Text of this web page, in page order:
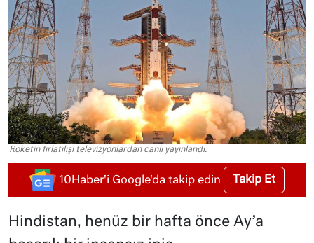
Roketin fırlatılışı televizyonlardan canlı yayınlandı.
10Haber'i Google'da takip edin Takip Et
Hindistan, henüz bir hafta önce Ay’a